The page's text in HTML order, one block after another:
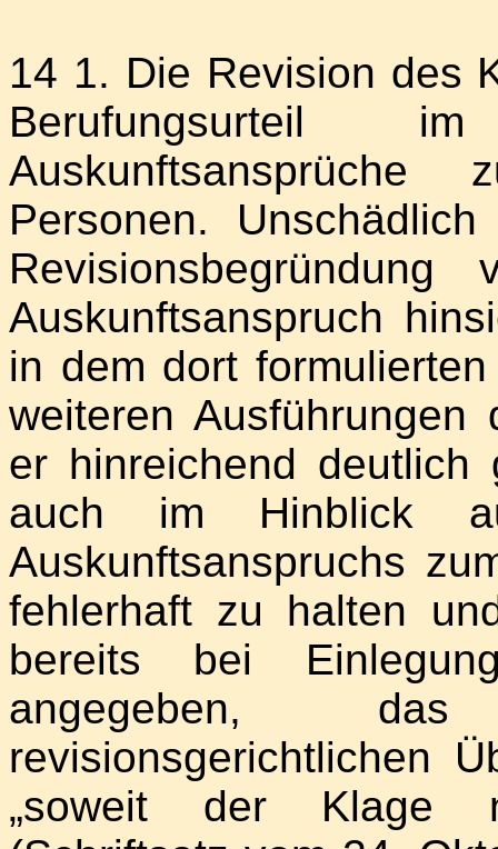
14 1. Die Revision des
Personen.
Auskunftsanspruch
in dem dort
weiteren Ausführungen
er hinreichend deutlich
auch im Hinblick
Auskunftsanspruchs
fehlerhaft zu halten
bereits bei
angegeben,
revisionsgerichtlichen
„soweit der Klage